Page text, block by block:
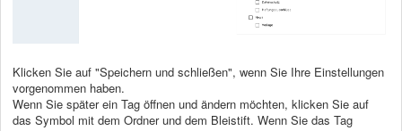
Klicken Sie auf "Speichern und schließen", wenn Sie Ihre Einstellungen
vorgenommen haben.
Wenn Sie später ein Tag öffnen und ändern möchten, klicken Sie auf
das Symbol mit dem Ordner und dem Bleistift. Wenn Sie das Tag